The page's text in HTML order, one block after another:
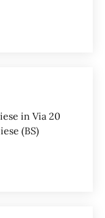
in Via 20
(BS)